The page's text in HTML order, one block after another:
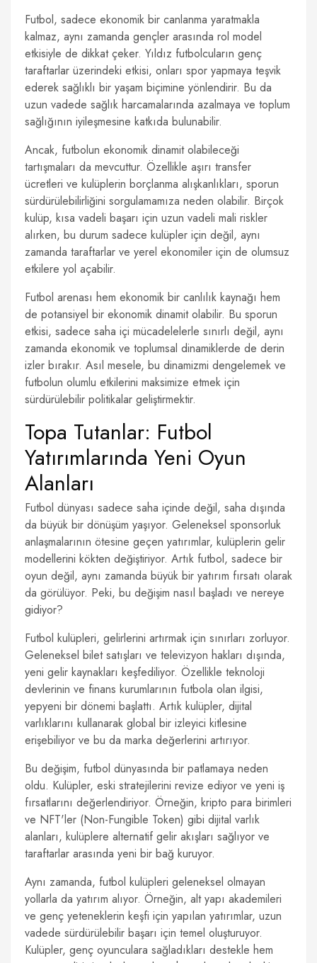
Futbol, sadece ekonomik bir canlanma yaratmakla
kalmaz, aynı zamanda gençler arasında rol model
etkisiyle de dikkat çeker. Yıldız futbolcuların genç
taraftarlar üzerindeki etkisi, onları spor yapmaya teşvik
ederek sağlıklı bir yaşam biçimine yönlendirir. Bu da
uzun vadede sağlık harcamalarında azalmaya ve toplum
sağlığının iyileşmesine katkıda bulunabilir.
Ancak, futbolun ekonomik dinamit olabileceği
tartışmaları da mevcuttur. Özellikle aşırı transfer
ücretleri ve kulüplerin borçlanma alışkanlıkları, sporun
sürdürülebilirliğini sorgulamamıza neden olabilir. Birçok
kulüp, kısa vadeli başarı için uzun vadeli mali riskler
alırken, bu durum sadece kulüpler için değil, aynı
zamanda taraftarlar ve yerel ekonomiler için de olumsuz
etkilere yol açabilir.
Futbol arenası hem ekonomik bir canlılık kaynağı hem
de potansiyel bir ekonomik dinamit olabilir. Bu sporun
etkisi, sadece saha içi mücadelelerle sınırlı değil, aynı
zamanda ekonomik ve toplumsal dinamiklerde de derin
izler bırakır. Asıl mesele, bu dinamizmi dengelemek ve
futbolun olumlu etkilerini maksimize etmek için
sürdürülebilir politikalar geliştirmektir.
Topa Tutanlar: Futbol
Yatırımlarında Yeni Oyun
Alanları
Futbol dünyası sadece saha içinde değil, saha dışında
da büyük bir dönüşüm yaşıyor. Geleneksel sponsorluk
anlaşmalarının ötesine geçen yatırımlar, kulüplerin gelir
modellerini kökten değiştiriyor. Artık futbol, sadece bir
oyun değil, aynı zamanda büyük bir yatırım fırsatı olarak
da görülüyor. Peki, bu değişim nasıl başladı ve nereye
gidiyor?
Futbol kulüpleri, gelirlerini artırmak için sınırları zorluyor.
Geleneksel bilet satışları ve televizyon hakları dışında,
yeni gelir kaynakları keşfediliyor. Özellikle teknoloji
devlerinin ve finans kurumlarının futbola olan ilgisi,
yepyeni bir dönemi başlattı. Artık kulüpler, dijital
varlıklarını kullanarak global bir izleyici kitlesine
erişebiliyor ve bu da marka değerlerini artırıyor.
Bu değişim, futbol dünyasında bir patlamaya neden
oldu. Kulüpler, eski stratejilerini revize ediyor ve yeni iş
fırsatlarını değerlendiriyor. Örneğin, kripto para birimleri
ve NFT'ler (Non-Fungible Token) gibi dijital varlık
alanları, kulüplere alternatif gelir akışları sağlıyor ve
taraftarlar arasında yeni bir bağ kuruyor.
Aynı zamanda, futbol kulüpleri geleneksel olmayan
yollarla da yatırım alıyor. Örneğin, alt yapı akademileri
ve genç yeteneklerin keşfi için yapılan yatırımlar, uzun
vadede sürdürülebilir başarı için temel oluşturuyor.
Kulüpler, genç oyunculara sağladıkları destekle hem